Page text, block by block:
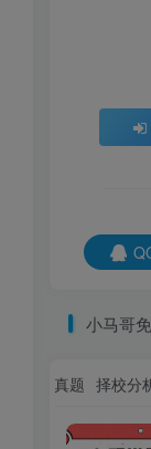
小马哥
名校真题 择校分